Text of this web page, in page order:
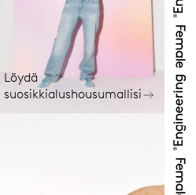
Löydä
suosikkialushousumallisi